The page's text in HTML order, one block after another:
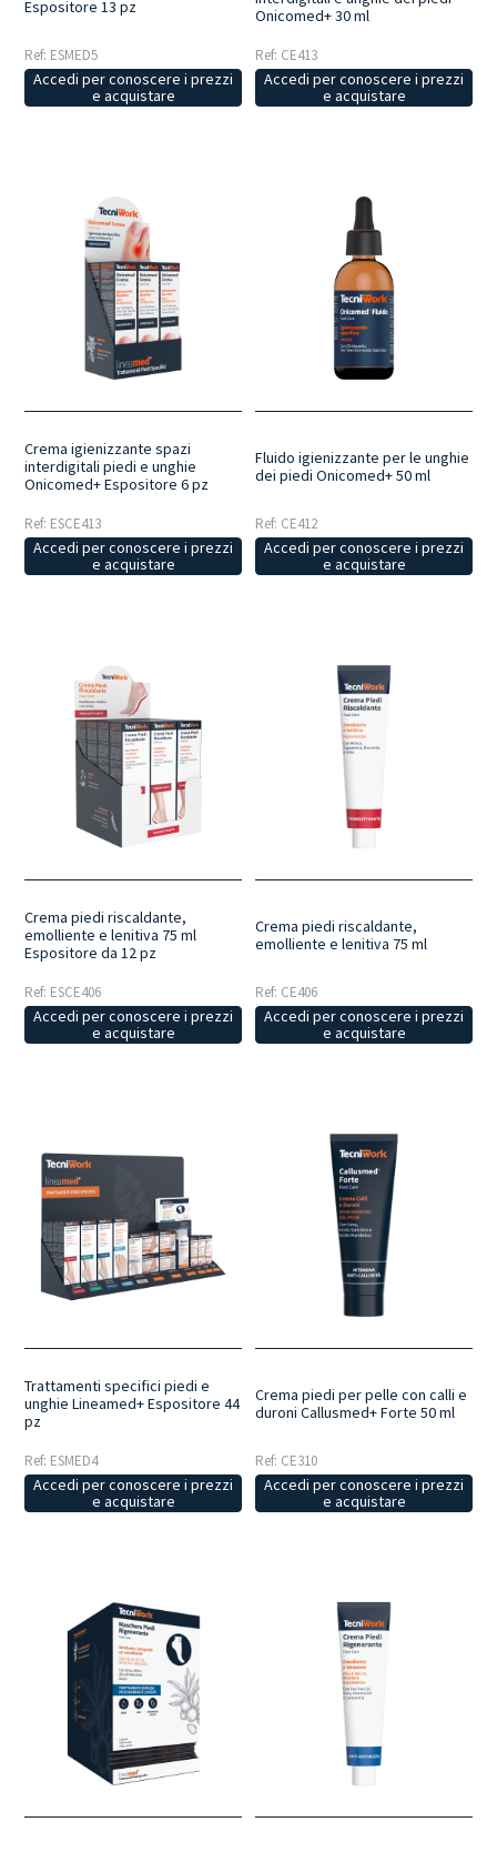
Espositore 13 pz
Ref: ESMED5
Accedi per conoscere i prezzi
e acquistare
Onicomed+ 30 ml
Ref: CE413
Accedi per conoscere i prezzi
e acquistare
Crema igienizzante spazi
interdigitali piedi e unghie
Onicomed+ Espositore 6 pz
Ref: ESCE413
Accedi per conoscere i prezzi
e acquistare
Fluido igienizzante per le unghie
dei piedi Onicomed+ 50 ml
Ref: CE412
Accedi per conoscere i prezzi
e acquistare
Crema piedi riscaldante,
emolliente e lenitiva 75 ml
Espositore da 12 pz
Ref: ESCE406
Accedi per conoscere i prezzi
e acquistare
Crema piedi riscaldante,
emolliente e lenitiva 75 ml
Ref: CE406
Accedi per conoscere i prezzi
e acquistare
Trattamenti specifici piedi e
unghie Lineamed+ Espositore 44
pz
Ref: ESMED4
Accedi per conoscere i prezzi
e acquistare
Crema piedi per pelle con calli e
duroni Callusmed+ Forte 50 ml
Ref: CE310
Accedi per conoscere i prezzi
e acquistare